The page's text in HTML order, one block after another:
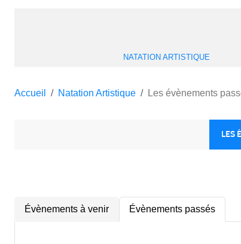
NATATION ARTISTIQUE
Accueil Natation Artistique Les évènements
LES
Évènements à venir Évènements passés